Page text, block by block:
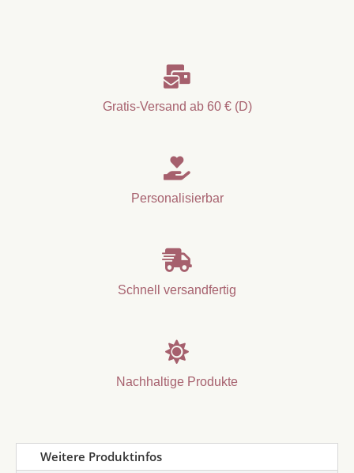

Gratis-Versand ab 60 € (D)

Personalisierbar

Schnell versandfertig

Nachhaltige Produkte
Weitere Produktinfos